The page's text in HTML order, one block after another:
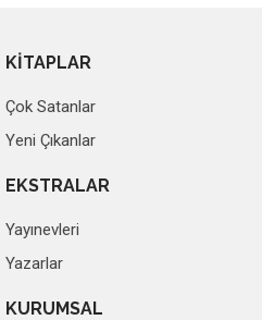
KİTAPLAR
Çok Satanlar
Yeni Çıkanlar
EKSTRALAR
Yayınevleri
Yazarlar
KURUMSAL